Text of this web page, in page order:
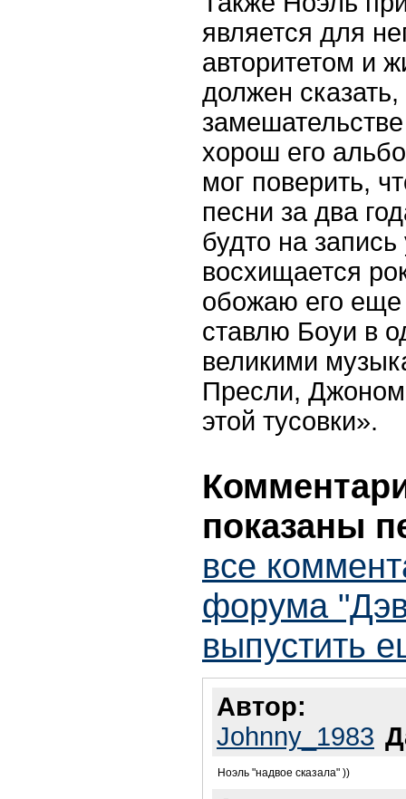
является для
авторитетом и
должен сказать,
замешательстве
хорош его
мог поверить,
песни за два
будто на
восхищается
обожаю его
ставлю Боуи в
великими
Пресли,
этой тусовки».
показаны
все
форума
выпустить
Автор:
Johnny_1983
Ноэль "надвое сказала" ))